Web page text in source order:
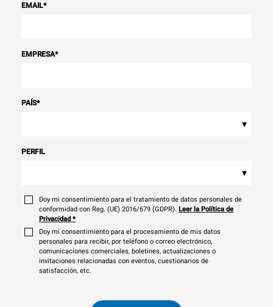
EMAIL*
EMPRESA*
PAÍS*
▾
PERFIL
▾
Doy mi consentimiento para el tratamiento de datos personales de
conformidad con Reg. (UE) 2016/679 (GDPR). Leer la Política de
Privacidad *
Doy mi consentimiento para el procesamiento de mis datos
personales para recibir, por teléfono o correo electrónico,
comunicaciones comerciales, boletines, actualizaciones o
invitaciones relacionadas con eventos, cuestionarios de
satisfacción, etc.